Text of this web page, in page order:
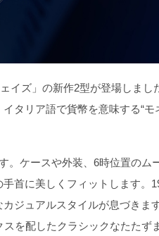
ズ」の新作2型が登場しまし
タリア語で貨幣を意味する“モ
。ケースや外装、6時位置のム
首に美しくフィットします。
ジュアルスタイルが息づきま
を配したクラシックなたたず